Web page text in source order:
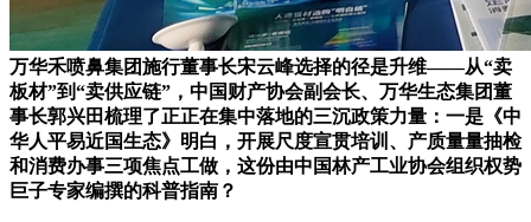
万华禾喷鼻集团施行董事长宋云峰选择的径是升维——从“卖
板材”到“卖供应链”，中国财产协会副会长、万华生态集团董
事长郭兴田梳理了正正在集中落地的三沉政策力量：一是《中
华人平易近国生态》明白，开展尺度宣贯培训、产质量量抽检
和消费办事三项焦点工做，这份由中国林产工业协会组织权势
巨子专家编撰的科普指南？